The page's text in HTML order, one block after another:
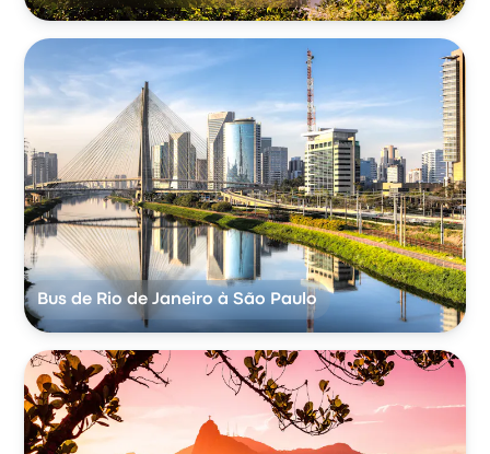
Bus de Rio de Janeiro à São Paulo